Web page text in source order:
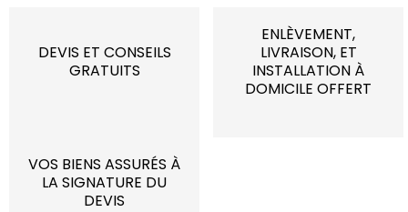
DEVIS ET CONSEILS
GRATUITS
ENLÈVEMENT,
LIVRAISON, ET
INSTALLATION À
DOMICILE OFFERT
VOS BIENS ASSURÉS À
LA SIGNATURE DU
DEVIS